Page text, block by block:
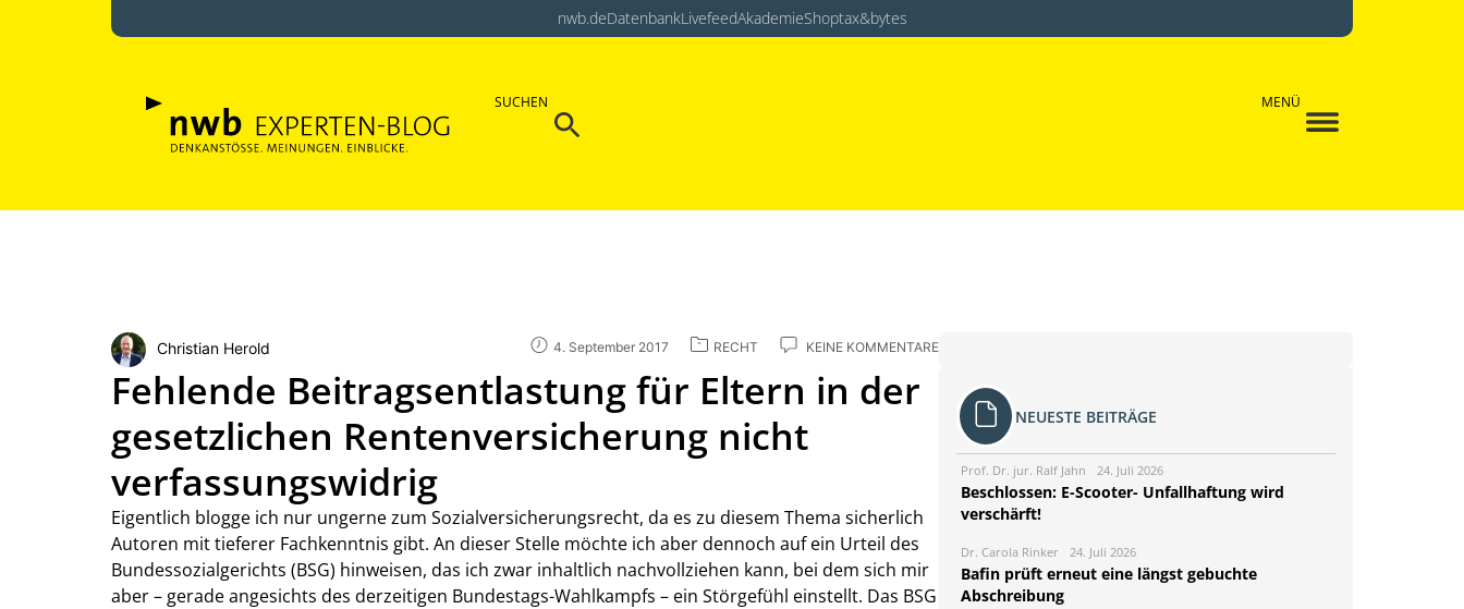
nwb.deDatenbankLivefeedAkademieShoptax&bytes
SUCHEN
Search
MENÜ
Christian Herold 4. September 2017 RECHT KEINE KOMMENTARE
Fehlende Beitragsentlastung für Eltern in der
gesetzlichen Rentenversicherung nicht
verfassungswidrig
Eigentlich blogge ich nur ungerne zum Sozialversicherungsrecht, da es zu diesem Thema sicherlich
Autoren mit tieferer Fachkenntnis gibt. An dieser Stelle möchte ich aber dennoch auf ein Urteil des
Bundessozialgerichts (BSG) hinweisen, das ich zwar inhaltlich nachvollziehen kann, bei dem sich mir
aber – gerade angesichts des derzeitigen Bundestags-Wahlkampfs – ein Störgefühl einstellt. Das BSG
NEUESTE BEITRÄGE
Prof. Dr. jur. Ralf Jahn 24. Juli 2026
Beschlossen: E-Scooter- Unfallhaftung wird
verschärft!
Dr. Carola Rinker 24. Juli 2026
Bafin prüft erneut eine längst gebuchte
Abschreibung